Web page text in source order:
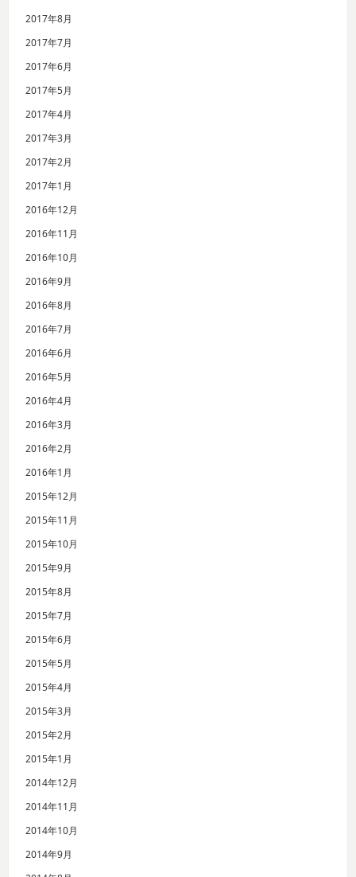
2017年8月
2017年7月
2017年6月
2017年5月
2017年4月
2017年3月
2017年2月
2017年1月
2016年12月
2016年11月
2016年10月
2016年9月
2016年8月
2016年7月
2016年6月
2016年5月
2016年4月
2016年3月
2016年2月
2016年1月
2015年12月
2015年11月
2015年10月
2015年9月
2015年8月
2015年7月
2015年6月
2015年5月
2015年4月
2015年3月
2015年2月
2015年1月
2014年12月
2014年11月
2014年10月
2014年9月